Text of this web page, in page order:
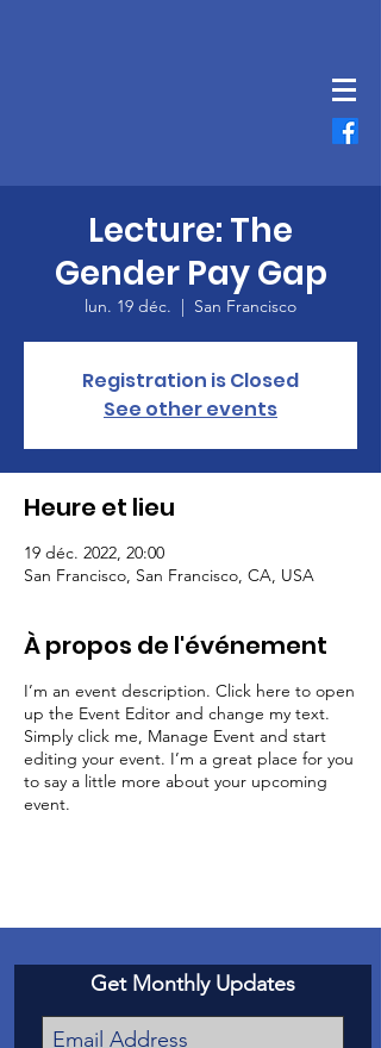
Lecture: The
Gender Pay Gap
lun. 19 déc.
  |
San Francisco
Registration is Closed
See other events
Heure et lieu
19 déc. 2022, 20:00
San Francisco, San Francisco, CA, USA
À propos de l'événement
I’m an event description. Click here to open
up the Event Editor and change my text.
Simply click me, Manage Event and start
editing your event. I’m a great place for you
to say a little more about your upcoming
event.
Get Monthly Updates